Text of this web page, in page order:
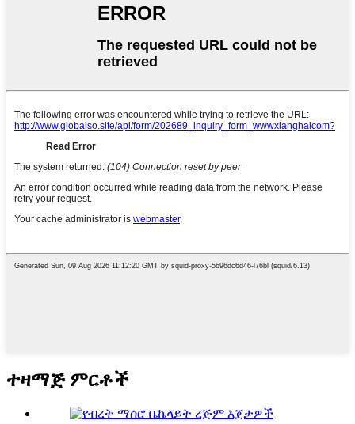
ተዛማጅ ምርቶች